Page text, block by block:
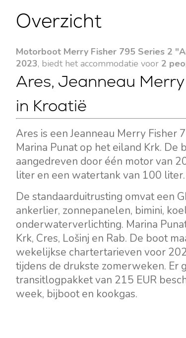
Overzicht
Motorboot Merry Fisher 795 Series 2
2023, biedt het accommodatie voor 2
Ares, Jeanneau
in Kroatië
Ares is een Jeanneau Merry
Marina Punat op het eiland Krk.
aangedreven door één motor van
liter en een watertank van 100 liter.
De standaarduitrusting omvat een
ankerlier, zonnepanelen, bimini,
onderwaterverlichting. Marina
Krk, Cres, Lošinj en Rab. De boot
wekelijkse chartertarieven voor
tijdens de drukste zomerweken. Er
transitlogpakket van 215 EUR
week, bijboot en kookgas.